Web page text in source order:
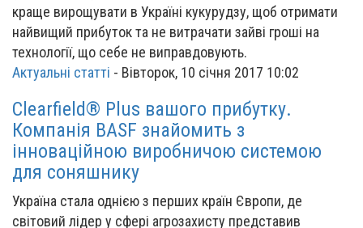
краще вирощувати в Україні кукурудзу, щоб отримати
найвищий прибуток та не витрачати зайві гроші на
технології, що себе не виправдовують.
Актуальні статті - Вівторок, 10 січня 2017 10:02
Clearfield® Plus вашого прибутку.
Компанія BASF знайомить з
інноваційною виробничою системою
для соняшнику
Україна стала однією з перших країн Європи, де
світовий лідер у сфері агрозахисту представив